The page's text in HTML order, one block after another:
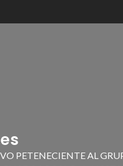
PETENECIENTE AL